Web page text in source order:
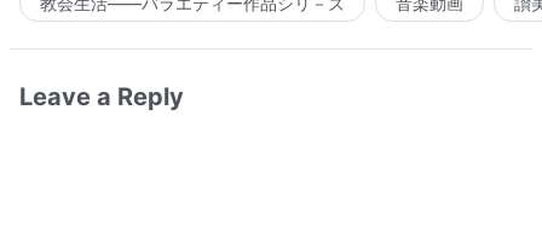
Leave a Reply